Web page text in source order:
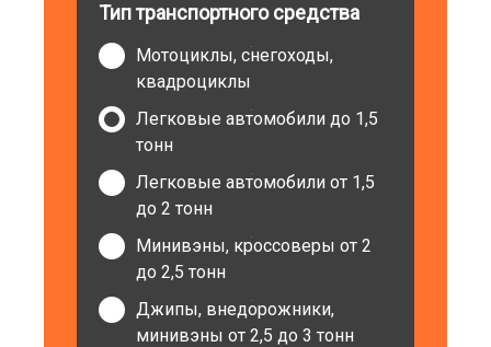
Тип транспортного средства
Мотоциклы, снегоходы,
квадроциклы
Легковые автомобили до 1,5
тонн
Легковые автомобили от 1,5
до 2 тонн
Минивэны, кроссоверы от 2
до 2,5 тонн
Джипы, внедорожники,
минивэны от 2,5 до 3 тонн